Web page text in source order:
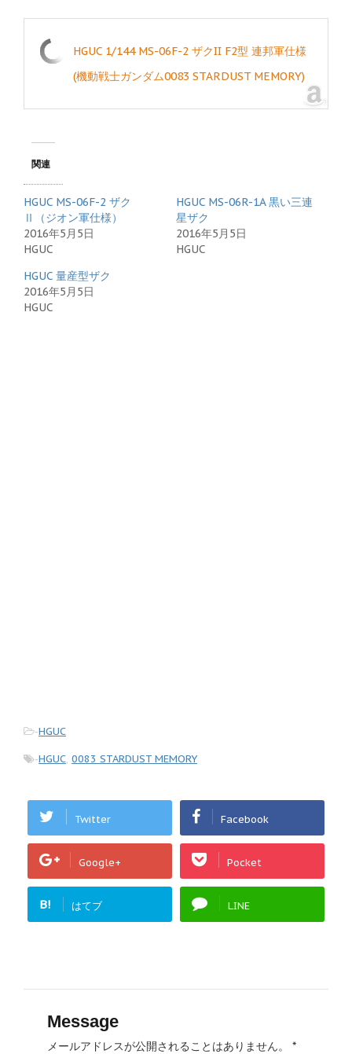
HGUC 1/144 MS-06F-2 ザクII F2型 連邦軍仕様
(機動戦士ガンダム0083 STARDUST MEMORY)
関連
HGUC MS-06F-2 ザク
Ⅱ（ジオン軍仕様）
2016年5月5日
HGUC
HGUC MS-06R-1A 黒い三連
星ザク
2016年5月5日
HGUC
HGUC 量産型ザク
2016年5月5日
HGUC
-HGUC
-HGUC, 0083 STARDUST MEMORY
Twitter Facebook
Google+ Pocket
B! はてブ LINE
Message
メールアドレスが公開されることはありません。 *